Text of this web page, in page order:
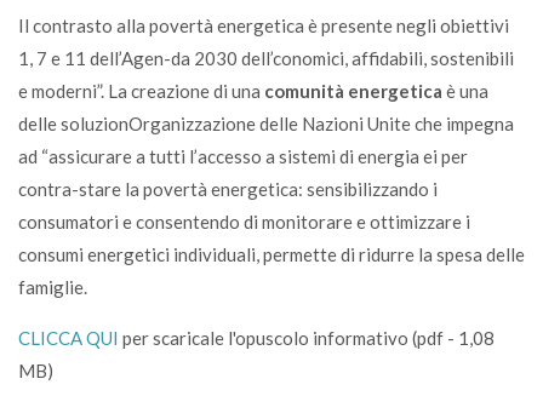
Il contrasto alla povertà energetica è presente negli obiettivi
1, 7 e 11 dell’Agen-da 2030 dell’conomici, affidabili, sostenibili
e moderni”. La creazione di una comunità energetica è una
delle soluzionOrganizzazione delle Nazioni Unite che impegna
ad “assicurare a tutti l’accesso a sistemi di energia ei per
contra-stare la povertà energetica: sensibilizzando i
consumatori e consentendo di monitorare e ottimizzare i
consumi energetici individuali, permette di ridurre la spesa delle
famiglie.
CLICCA QUI per scaricale l'opuscolo informativo (pdf - 1,08
MB)